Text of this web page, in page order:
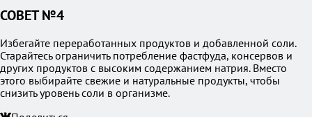
СОВЕТ №4
Избегайте переработанных продуктов и добавленной соли.
Старайтесь ограничить потребление фастфуда, консервов и
других продуктов с высоким содержанием натрия. Вместо
этого выбирайте свежие и натуральные продукты, чтобы
снизить уровень соли в организме.